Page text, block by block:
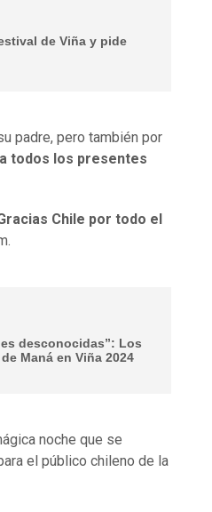
de Viña y pide
padre, pero también por
todos los presentes
Chile por todo el
desconocidas”: Los
Maná en Viña 2024
noche que se
el público chileno de la